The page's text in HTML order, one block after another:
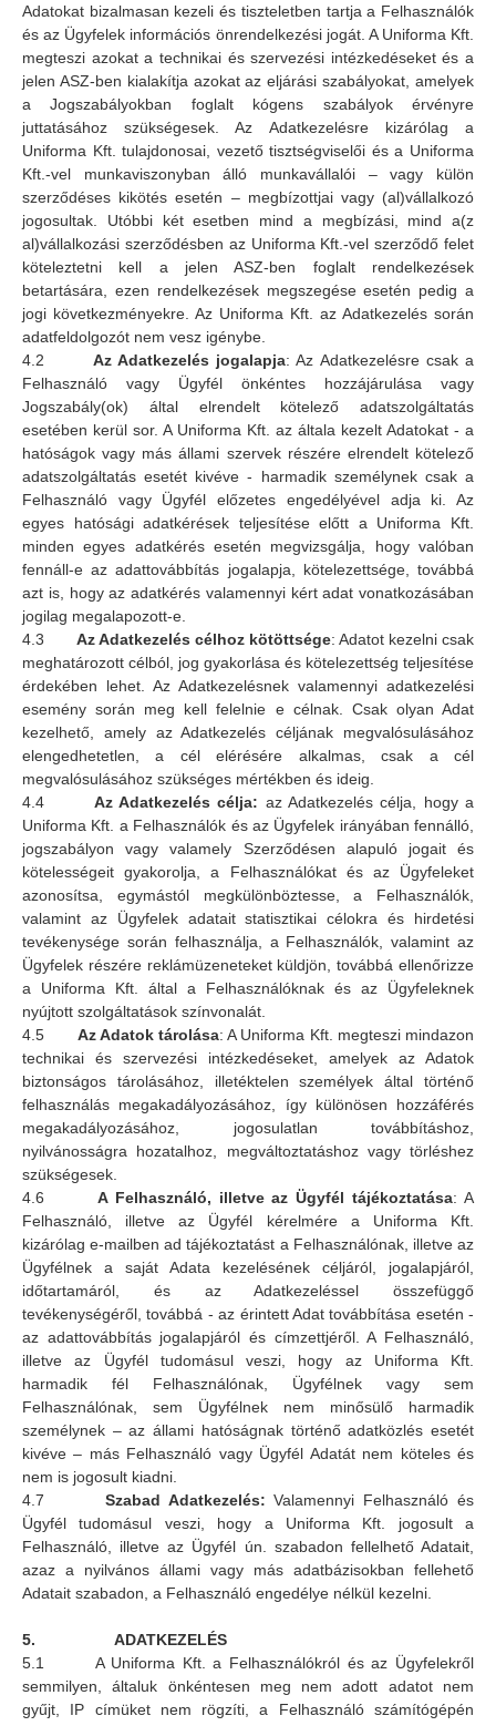
Adatokat bizalmasan kezeli és tiszteletben tartja a Felhasználók
és az Ügyfelek információs önrendelkezési jogát. A Uniforma Kft.
megteszi azokat a technikai és szervezési intézkedéseket és a
jelen ASZ-ben kialakítja azokat az eljárási szabályokat, amelyek
a Jogszabályokban foglalt kógens szabályok érvényre
juttatásához szükségesek. Az Adatkezelésre kizárólag a
Uniforma Kft. tulajdonosai, vezető tisztségviselői és a Uniforma
Kft.-vel munkaviszonyban álló munkavállalói – vagy külön
szerződéses kikötés esetén – megbízottjai vagy (al)vállalkozó
jogosultak. Utóbbi két esetben mind a megbízási, mind a(z
al)vállalkozási szerződésben az Uniforma Kft.-vel szerződő felet
köteleztetni kell a jelen ASZ-ben foglalt rendelkezések
betartására, ezen rendelkezések megszegése esetén pedig a
jogi következményekre. Az Uniforma Kft. az Adatkezelés során
adatfeldolgozót nem vesz igénybe.
4.2 Az Adatkezelés jogalapja: Az Adatkezelésre csak a
Felhasználó vagy Ügyfél önkéntes hozzájárulása vagy
Jogszabály(ok) által elrendelt kötelező adatszolgáltatás
esetében kerül sor. A Uniforma Kft. az általa kezelt Adatokat - a
hatóságok vagy más állami szervek részére elrendelt kötelező
adatszolgáltatás esetét kivéve - harmadik személynek csak a
Felhasználó vagy Ügyfél előzetes engedélyével adja ki. Az
egyes hatósági adatkérések teljesítése előtt a Uniforma Kft.
minden egyes adatkérés esetén megvizsgálja, hogy valóban
fennáll-e az adattovábbítás jogalapja, kötelezettsége, továbbá
azt is, hogy az adatkérés valamennyi kért adat vonatkozásában
jogilag megalapozott-e.
4.3 Az Adatkezelés célhoz kötöttsége: Adatot kezelni csak
meghatározott célból, jog gyakorlása és kötelezettség teljesítése
érdekében lehet. Az Adatkezelésnek valamennyi adatkezelési
esemény során meg kell felelnie e célnak. Csak olyan Adat
kezelhető, amely az Adatkezelés céljának megvalósulásához
elengedhetetlen, a cél elérésére alkalmas, csak a cél
megvalósulásához szükséges mértékben és ideig.
4.4 Az Adatkezelés célja: az Adatkezelés célja, hogy a
Uniforma Kft. a Felhasználók és az Ügyfelek irányában fennálló,
jogszabályon vagy valamely Szerződésen alapuló jogait és
kötelességeit gyakorolja, a Felhasználókat és az Ügyfeleket
azonosítsa, egymástól megkülönböztesse, a Felhasználók,
valamint az Ügyfelek adatait statisztikai célokra és hirdetési
tevékenysége során felhasználja, a Felhasználók, valamint az
Ügyfelek részére reklámüzeneteket küldjön, továbbá ellenőrizze
a Uniforma Kft. által a Felhasználóknak és az Ügyfeleknek
nyújtott szolgáltatások színvonalát.
4.5 Az Adatok tárolása: A Uniforma Kft. megteszi mindazon
technikai és szervezési intézkedéseket, amelyek az Adatok
biztonságos tárolásához, illetéktelen személyek által történő
felhasználás megakadályozásához, így különösen hozzáférés
megakadályozásához, jogosulatlan továbbításhoz,
nyilvánosságra hozatalhoz, megváltoztatáshoz vagy törléshez
szükségesek.
4.6 A Felhasználó, illetve az Ügyfél tájékoztatása: A
Felhasználó, illetve az Ügyfél kérelmére a Uniforma Kft.
kizárólag e-mailben ad tájékoztatást a Felhasználónak, illetve az
Ügyfélnek a saját Adata kezelésének céljáról, jogalapjáról,
időtartamáról, és az Adatkezeléssel összefüggő
tevékenységéről, továbbá - az érintett Adat továbbítása esetén -
az adattovábbítás jogalapjáról és címzettjéről. A Felhasználó,
illetve az Ügyfél tudomásul veszi, hogy az Uniforma Kft.
harmadik fél Felhasználónak, Ügyfélnek vagy sem
Felhasználónak, sem Ügyfélnek nem minősülő harmadik
személynek – az állami hatóságnak történő adatközlés esetét
kivéve – más Felhasználó vagy Ügyfél Adatát nem köteles és
nem is jogosult kiadni.
4.7 Szabad Adatkezelés: Valamennyi Felhasználó és
Ügyfél tudomásul veszi, hogy a Uniforma Kft. jogosult a
Felhasználó, illetve az Ügyfél ún. szabadon fellelhető Adatait,
azaz a nyilvános állami vagy más adatbázisokban fellehető
Adatait szabadon, a Felhasználó engedélye nélkül kezelni.
5. ADATKEZELÉS
5.1 A Uniforma Kft. a Felhasználókról és az Ügyfelekről
semmilyen, általuk önkéntesen meg nem adott adatot nem
gyűjt, IP címüket nem rögzíti, a Felhasználó számítógépén